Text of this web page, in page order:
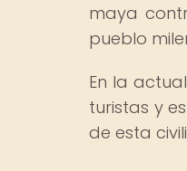
maya
pueblo
En la
turistas y
de esta